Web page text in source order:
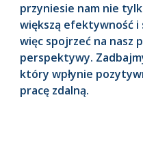
przyniesie nam nie
większą efektywność i
więc spojrzeć na nasz
perspektywy.
który wpłynie
pracę zdalną.